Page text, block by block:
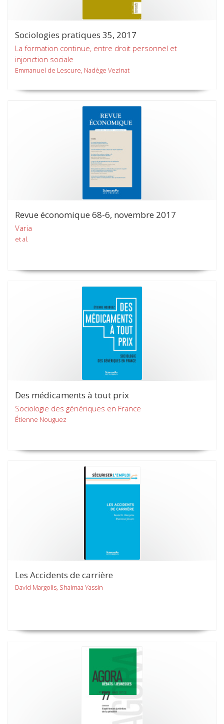
Sociologies pratiques 35, 2017
La formation continue, entre droit personnel et
injonction sociale
Emmanuel de Lescure, Nadège Vezinat
Revue économique 68-6, novembre 2017
Varia
et al.
Des médicaments à tout prix
Sociologie des génériques en France
Étienne Nouguez
Les Accidents de carrière
David Margolis, Shaimaa Yassin